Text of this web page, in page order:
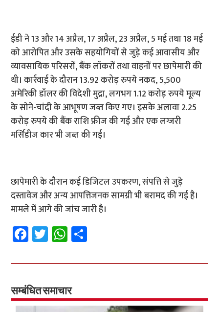
ईडी ने 13 और 14 अप्रैल, 17 अप्रैल, 23 अप्रैल, 5 मई तथा 18 मई
को आरोपित और उसके सहयोगियों से जुड़े कई आवासीय और
व्यावसायिक परिसरों, बैंक लॉकरों तथा वाहनों पर छापेमारी की
थी। कार्रवाई के दौरान 13.92 करोड़ रुपये नकद, 5,500
अमेरिकी डॉलर की विदेशी मुद्रा, लगभग 1.12 करोड़ रुपये मूल्य
के सोने-चांदी के आभूषण जब्त किए गए। इसके अलावा 2.25
करोड़ रुपये की बैंक राशि फ्रीज की गई और एक लग्जरी
मर्सिडीज कार भी जब्त की गई।
छापेमारी के दौरान कई डिजिटल उपकरण, संपत्ति से जुड़े
दस्तावेज और अन्य आपत्तिजनक सामग्री भी बरामद की गई है।
मामले में आगे की जांच जारी है।
Fa
ce
b
o
o
T
wi
tt
er
W
h
at
sA
p
ar
सम्बंधित समाचार